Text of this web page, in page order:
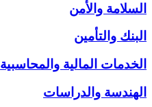
السلامة والأمن
البنك والتأمين
الخدمات المالية والمحاسبية
الهندسة والدراسات